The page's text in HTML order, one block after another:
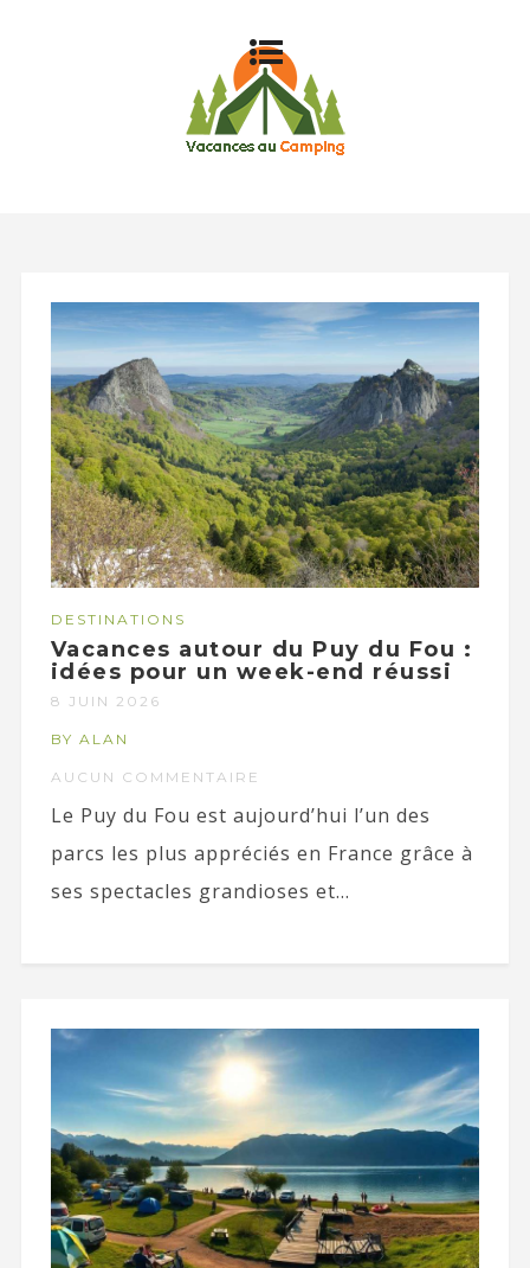
DESTINATIONS
Vacances autour du Puy du Fou :
idées pour un week-end réussi
8 JUIN 2026
BY ALAN
AUCUN COMMENTAIRE
Le Puy du Fou est aujourd’hui l’un des
parcs les plus appréciés en France grâce à
ses spectacles grandioses et...